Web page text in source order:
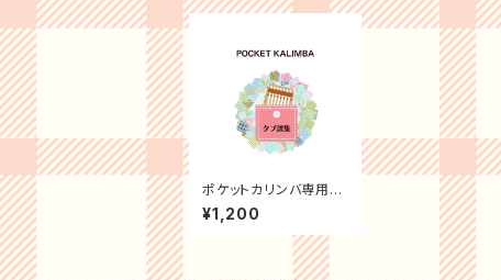
ポケットカリンバ専用
タブ譜集
¥1,200